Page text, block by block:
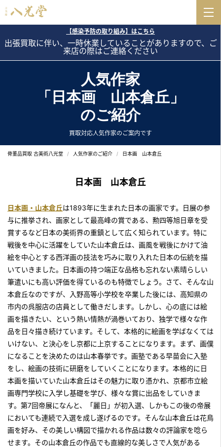
【感染予防の取り組み】はこちら
出張買取に伴い、一時休業していることがありますので、ご
来店の際はご連絡ください
人気作家
「日本画 山本倉丘」
のご紹介
買取対応人気作家のご案内です
骨董品買取 古美術八光堂 人気作家のご紹介 日本画 山本倉丘
日本画 山本倉丘
日本画・山本倉丘は1893年に生まれた日本の画家です。日展の参
与に推挙され、画家として最高峰の賞である、勲四等旭日章を受
賞するなど日本の美術界の重鎮として広く知られています。特に
戦後を中心に活躍をしていた山本倉丘は、画風を戦後にかけて油
絵を中心とする西洋画の技法を巧みに取り入れた日本の伝統を描
いていきました。日本画の持つ端正な品格も忘れない素晴らしい
筆遣いにも高い評価を得ているのも特徴でしょう。さて、そんな山
本倉丘なのですが、入野高等小学校を卒業した後には、高知県の
市内の呉服店の店員として働きだします。しかし、心の底には絵
画を描きたい、という熱い情熱が渦巻いており、独学で様々な作
品を日々描き続けています。そして、本格的に絵画を学ばなくては
いけない、と決心をし京都に上京することになります。まず、画僕
になることを決めたのは山本春挙です。画塾である早苗会に入塾
をし、絵画の技術に研磨をしていくことになります。本格的に日
本画を描いていた山本倉丘はその魅力に取り憑かれ、京都市立絵
画専門学校に入学し基礎を学び、様々な賞に出品をしていきま
す。第7回帝展になんと、「麗日」が初入選、しかもこの後の帝展
においても連続で入選を成し遂げるのです。そんな山本倉丘は花鳥
画を好み、その美しい構図で描かれる作品は数々の評論家を唸ら
せます。その山本倉丘の作品でも直線的な美しさで人気がある